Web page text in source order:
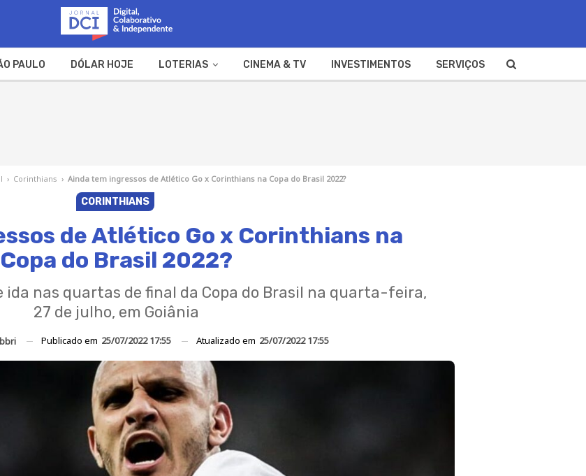
PAULO DÓLAR HOJE LOTERIAS CINEMA & TV INVESTIMENTOS SERVIÇOS
› Corinthians › Ainda tem ingressos de Atlético Go x Corinthians na Copa do Brasil 2022?
CORINTHIANS
de Atlético Go x Corinthians na
Copa do Brasil 2022?
ida nas quartas de final da Copa do Brasil na quarta-feira,
27 de julho, em Goiânia
Publicado em 25/07/2022 17:55 Atualizado em 25/07/2022 17:55